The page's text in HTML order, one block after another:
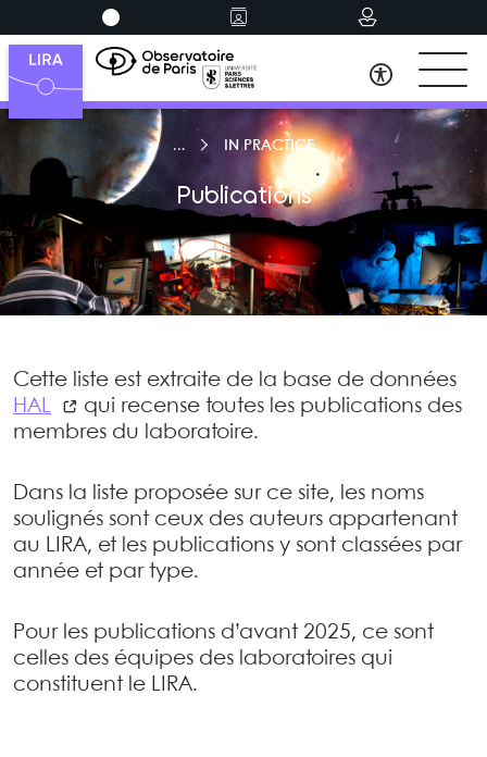
IN PRACTICE
Publications
Cette liste est extraite de la base de données
HAL
qui recense toutes les publications des
membres du laboratoire.
Dans la liste proposée sur ce site, les noms
soulignés sont ceux des auteurs appartenant
au LIRA, et les publications y sont classées par
année et par type.
Pour les publications d’avant 2025, ce sont
celles des équipes des laboratoires qui
constituent le LIRA.